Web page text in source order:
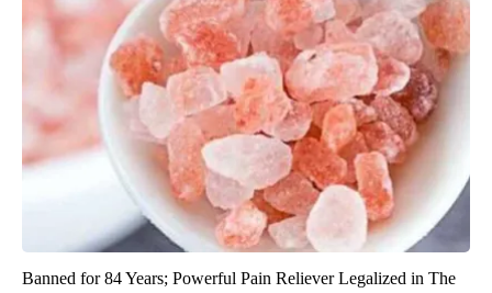
Banned for 84 Years; Powerful Pain Reliever Legalized in The